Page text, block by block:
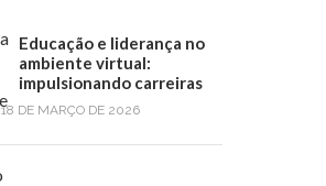
Educação e liderança no
ambiente virtual:
impulsionando carreiras
18 DE MARÇO DE 2026